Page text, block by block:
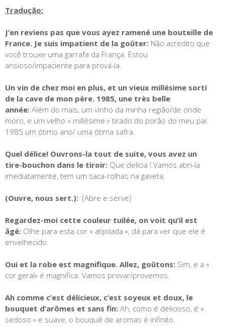
Tradução:
J’en reviens pas que vous ayez ramené une bouteille de
France. Je suis impatient de la goûter: Não acredito que
você trouxe uma garrafa da França. Estou
ansioso/impaciente para prová-la.
Un vin de chez moi en plus, et un vieux millésime sorti
de la cave de mon père. 1985, une très belle
année: Além do mais, um vinho da minha região/de onde
moro, e um velho « millésime » tirado do porão do meu pai.
1985 um ótimo ano/ uma ótima safra.
Quel délice! Ouvrons-la tout de suite, vous avez un
tire-bouchon dans le tiroir: Que delícia ! Vamos abri-la
imediatamente, tem um saca-rolhas na gaveta.
(Ouvre, nous sert.): (Abre e serve)
Regardez-moi cette couleur tuilée, on voit qu’il est
âgé: Olhe para esta cor « atijolada », dá para ver que ele é
envelhecido.
Oui et la robe est magnifique. Allez, goûtons: Sim, e a «
cor geral» é magnifica. Vamos provar/provemos.
Ah comme c’est délicieux, c’est soyeux et doux, le
bouquet d’arômes et sans fin: Ah, como é delicioso, é «
sedoso » e suave, o bouquê de aromas é infinito.